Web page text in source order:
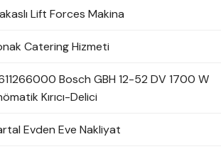
Lift Forces Makina
Catering Hizmeti
Bosch GBH 12-52 DV 1700 W
Kırıcı-Delici
Evden Eve Nakliyat